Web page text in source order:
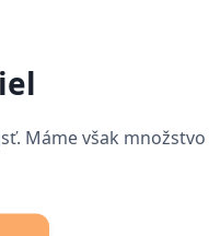
Máme však množstvo